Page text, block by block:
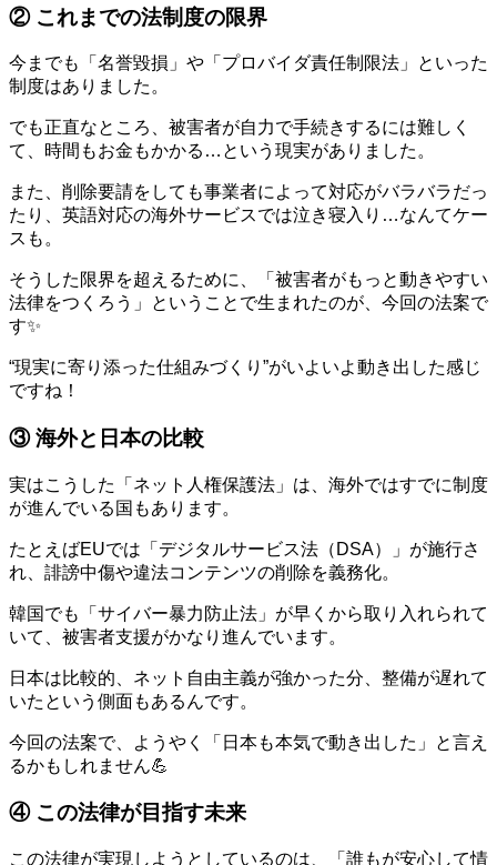
② これまでの法制度の限界
今までも「名誉毀損」や「プロバイダ責任制限法」といった
制度はありました。
でも正直なところ、被害者が自力で手続きするには難しく
て、時間もお金もかかる…という現実がありました。
また、削除要請をしても事業者によって対応がバラバラだっ
たり、英語対応の海外サービスでは泣き寝入り…なんてケー
スも。
そうした限界を超えるために、「被害者がもっと動きやすい
法律をつくろう」ということで生まれたのが、今回の法案で
す✨
“現実に寄り添った仕組みづくり”がいよいよ動き出した感じ
ですね！
③ 海外と日本の比較
実はこうした「ネット人権保護法」は、海外ではすでに制度
が進んでいる国もあります。
たとえばEUでは「デジタルサービス法（DSA）」が施行さ
れ、誹謗中傷や違法コンテンツの削除を義務化。
韓国でも「サイバー暴力防止法」が早くから取り入れられて
いて、被害者支援がかなり進んでいます。
日本は比較的、ネット自由主義が強かった分、整備が遅れて
いたという側面もあるんです。
今回の法案で、ようやく「日本も本気で動き出した」と言え
るかもしれません💪
④ この法律が目指す未来
この法律が実現しようとしているのは、「誰もが安心して情